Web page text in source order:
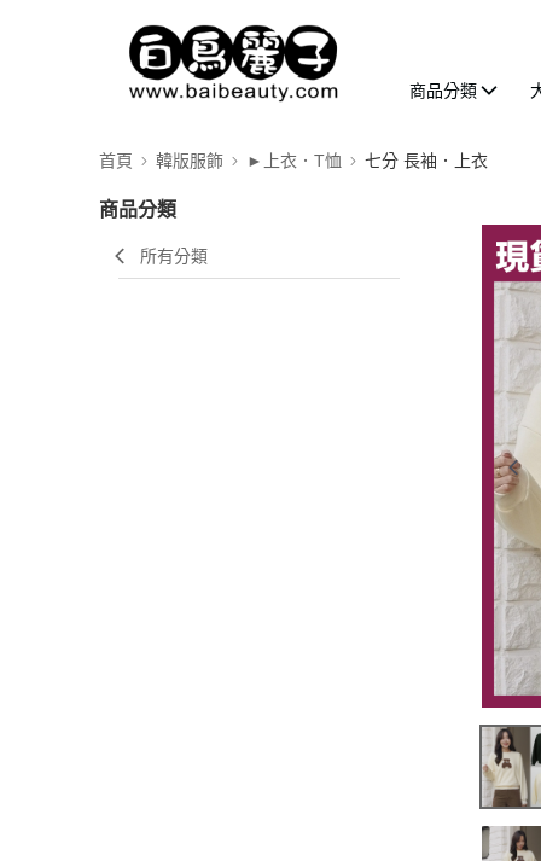
商品分類
首頁 韓版服飾 ►上衣．T恤 七分 長袖．上衣
商品分類
所有分類